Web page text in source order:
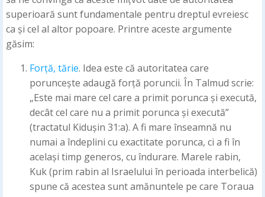
superioară sunt fundamentale pentru dreptul evreiesc
ca și cel al altor popoare. Printre aceste argumente
găsim:
Forță, tărie. Idea este că autoritatea care
poruncește adaugă forță poruncii. În Talmud scrie:
„Este mai mare cel care a primit porunca și execută,
decât cel care nu a primit porunca și execută”
(tractatul Kidușin 31:a). A fi mare înseamnă nu
numai a îndeplini cu exactitate porunca, ci a fi în
același timp generos, cu îndurare. Marele rabin,
Kuk (prim rabin al Israelului în perioada interbelică)
spune că acestea sunt amănuntele pe care Toraua